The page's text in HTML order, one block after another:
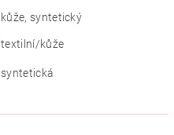
kůže, syntetický
textilní/kůže
syntetická